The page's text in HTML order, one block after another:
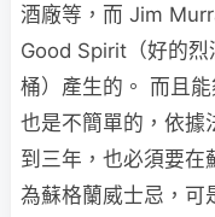
酒廠等，而 Jim
Good Spirit（好的
桶）產生的。 而且
也是不簡單的，依據
到三年，也必須要在
為蘇格蘭威士忌，可